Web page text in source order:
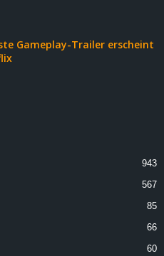
Gameplay-Trailer erscheint
943
567
85
66
60